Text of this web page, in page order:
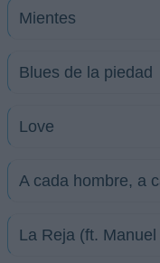
Mientes
Blues de la piedad
Love
A cada hombre, a
La Reja (ft.